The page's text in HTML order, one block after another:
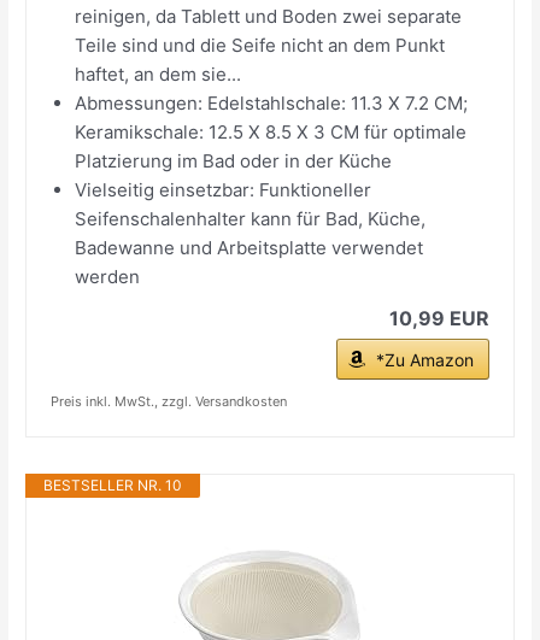
reinigen, da Tablett und Boden zwei separate
Teile sind und die Seife nicht an dem Punkt
haftet, an dem sie...
Abmessungen: Edelstahlschale: 11.3 X 7.2 CM;
Keramikschale: 12.5 X 8.5 X 3 CM für optimale
Platzierung im Bad oder in der Küche
Vielseitig einsetzbar: Funktioneller
Seifenschalenhalter kann für Bad, Küche,
Badewanne und Arbeitsplatte verwendet
werden
10,99 EUR
*Zu Amazon
Preis inkl. MwSt., zzgl. Versandkosten
BESTSELLER NR. 10